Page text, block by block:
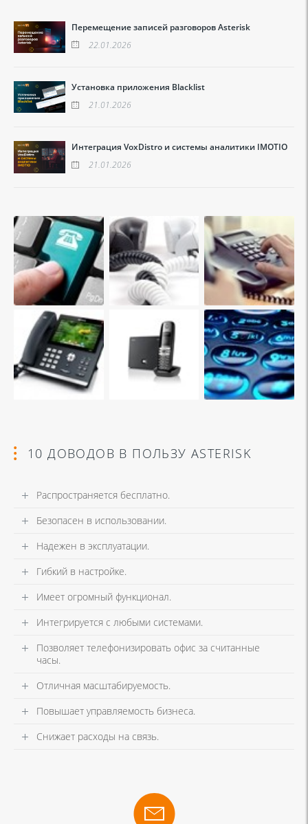
Перемещение записей разговоров Asterisk
22.01.2026
Установка приложения Blacklist
21.01.2026
Интеграция VoxDistro и системы аналитики IMOTIO
21.01.2026
10 ДОВОДОВ В ПОЛЬЗУ ASTERISK
Распространяется бесплатно.
Безопасен в использовании.
Надежен в эксплуатации.
Гибкий в настройке.
Имеет огромный функционал.
Интегрируется с любыми системами.
Позволяет телефонизировать офис за считанные
часы.
Отличная масштабируемость.
Повышает управляемость бизнеса.
Снижает расходы на связь.